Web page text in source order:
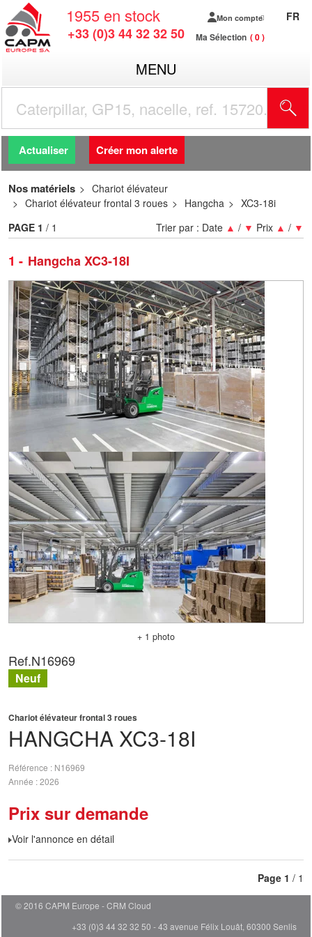
1955 en stock
+33 (0)3 44 32 32 50
Mon compte
Ma Sélection 0
FR
MENU
Actualiser Créer mon alerte
Nos matériels
Chariot élévateur
Chariot élévateur frontal 3 roues
Hangcha XC3-18i
1 Hangcha XC3-18I
Trier par : Date ▲ / ▼ Prix ▲ / ▼
PAGE 1 / 1
+ 1 photo
HANGCHA XC3-18I
Chariot élévateur frontal 3 roues
Référence
N16969
Année 2026
Prix sur demande
Voir l'annonce en détail
Ref.N16969
Neuf
Page 1 / 1
© 2016 CAPM Europe
CRM Cloud
+33 (0)3 44 32 32 50 - 43 avenue Félix Louât, 60300 Senlis